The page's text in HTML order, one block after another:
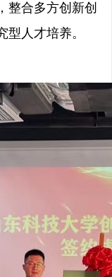
整合多方创新创
人才培养。